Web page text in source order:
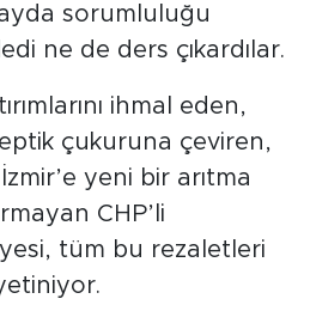
sorumluluğu
ne de ders çıkardılar.
ihmal eden,
çukuruna çeviren,
yeni bir arıtma
CHP’li
tüm bu rezaletleri